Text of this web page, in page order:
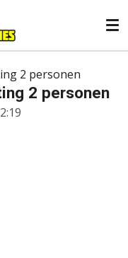
2 personen
2 personen